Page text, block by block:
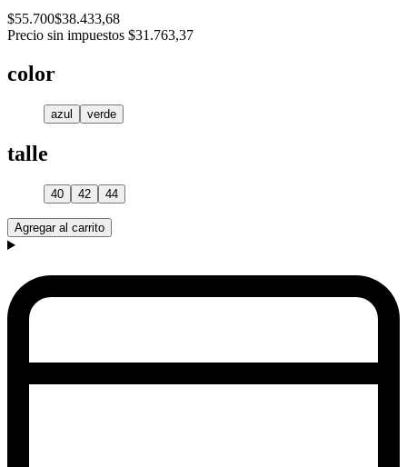
$55.700$38.433,68
Precio sin impuestos $31.763,37
color
azul verde
talle
40 42 44
Agregar al carrito